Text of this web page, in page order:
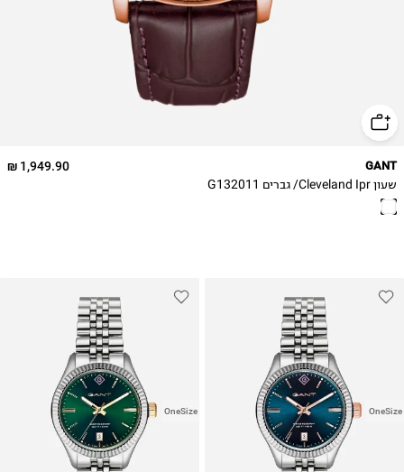
1,949.90 ₪ GANT
שעון Cleveland Ipr/ גברים G132011
OneSize
OneSize